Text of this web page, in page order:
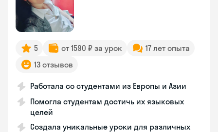
5 от 1590 ₽ за урок
17 лет опыта
13 отзывов
Работала со студентами из Европы и Азии
Помогла студентам достичь их языковых
целей
Создала уникальные уроки для различных